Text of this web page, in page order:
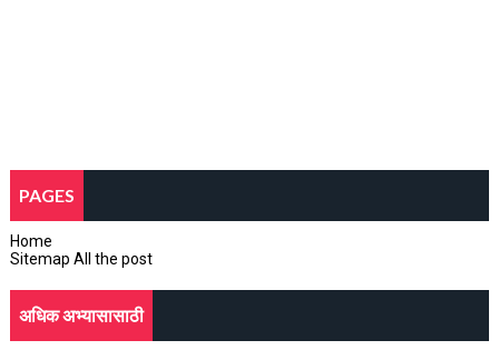
PAGES
Home
Sitemap All the post
अधिक अभ्यासासाठी